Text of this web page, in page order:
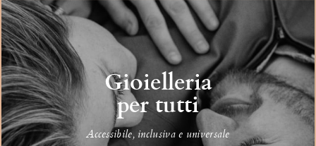
Gioielleria
per tutti
Accessibile, inclusiva e universale